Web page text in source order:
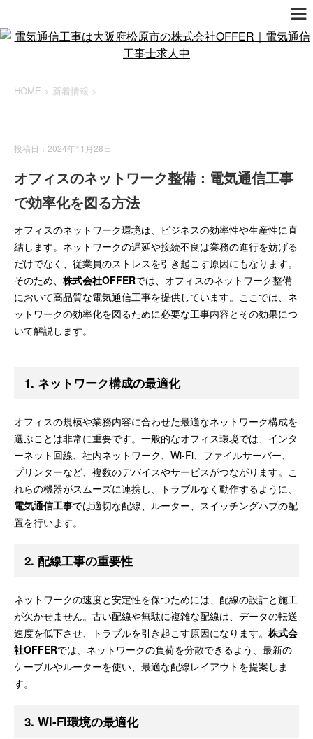
HOME > 新着情報 >
投稿日：2024年11月28日
オフィスのネットワーク整備：電気通信工事
で効率化を図る方法
オフィスのネットワーク環境は、ビジネスの効率性や生産性に直
結します。ネットワークの遅延や接続不良は業務の進行を妨げる
だけでなく、従業員のストレスを引き起こす原因にもなります。
そのため、 株式会社OFFERでは、オフィスのネットワーク整備
において高品質な電気通信工事を提供しています。ここでは、ネ
ットワークの効率化を図るために必要な工事内容とその効果につ
いて解説します。
1. ネットワーク構成の最適化
オフィスの規模や業務内容に合わせた最適なネットワーク構成を
選ぶことは非常に重要です。一般的なオフィス環境では、インタ
ーネット回線、社内ネットワーク、Wi-Fi、ファイルサーバー、
プリンターなど、複数のデバイスやサービスがつながります。こ
れらの機器がスムーズに連携し、トラブルなく動作するように、
電気通信工事では適切な配線、ルーター、スイッチングハブの配
置を行います。
2. 配線工事の重要性
ネットワークの速度と安定性を保つためには、配線の設計と施工
が欠かせません。古い配線や無駄に複雑な配線は、データの転送
速度を低下させ、トラブルを引き起こす原因になります。 株式会
社OFFERでは、ネットワークの負荷を分散できるよう、最新の
ケーブルやルーターを使い、最適な配線レイアウトを提案しま
す。
3. Wi-Fi環境の最適化